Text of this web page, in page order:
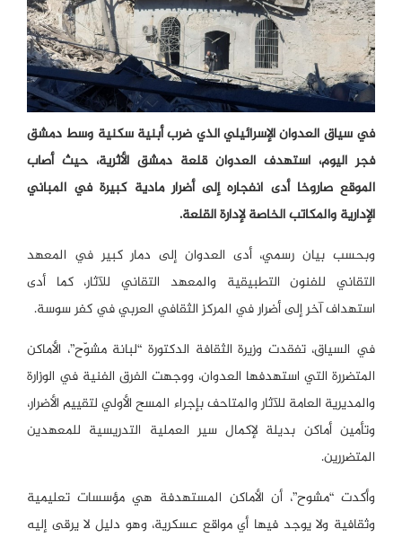
في سياق العدوان الإسرائيلي الذي ضرب أبنية سكنية وسط دمشق
فجر اليوم، استهدف العدوان قلعة دمشق الأثرية، حيث أصاب
الموقع صاروخا أدى انفجاره إلى أضرار مادية كبيرة في المباني
الإدارية والمكاتب الخاصة لإدارة القلعة.
وبحسب بيان رسمي، أدى العدوان إلى دمار كبير في المعهد
التقاني للفنون التطبيقية والمعهد التقاني للآثار، كما أدى
استهداف آخر إلى أضرار في المركز الثقافي العربي في كفر سوسة.
في السياق، تفقدت وزيرة الثقافة الدكتورة “لبانة مشوّح”، الأماكن
المتضررة التي استهدفها العدوان، ووجهت الفرق الفنية في الوزارة
والمديرية العامة للآثار والمتاحف بإجراء المسح الأولي لتقييم الأضرار،
وتأمين أماكن بديلة لإكمال سير العملية التدريسية للمعهدين
المتضررين.
وأكدت “مشوح”، أن الأماكن المستهدفة هي مؤسسات تعليمية
وثقافية ولا يوجد فيها أي مواقع عسكرية، وهو دليل لا يرقى إليه